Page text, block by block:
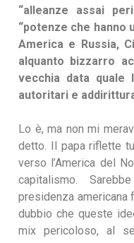
“alleanze assai
“potenze che hanno
America e Russia,
alquanto bizzarro
vecchia data quale
autoritari e
Lo è, ma non mi
detto. Il papa riflette
verso l’America del
capitalismo.
presidenza americana
dubbio che queste
mix pericoloso, al